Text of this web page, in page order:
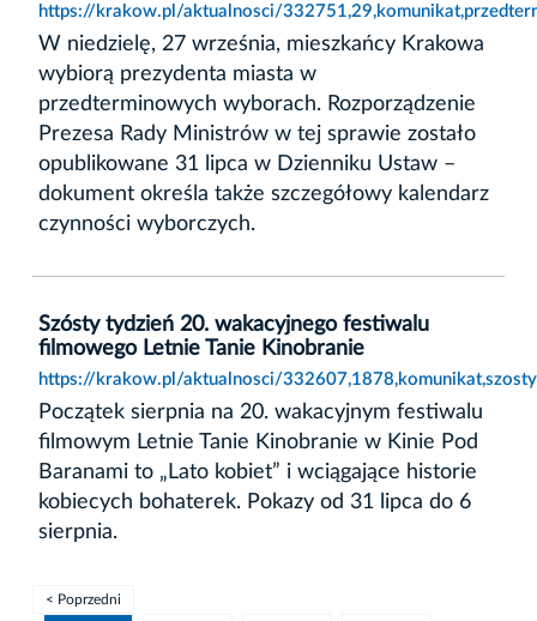
https://krakow.pl/aktualnosci/
W niedzielę, 27 września, mieszkańcy Krakowa
wybiorą prezydenta miasta w
przedterminowych wyborach. Rozporządzenie
Prezesa Rady Ministrów w tej sprawie zostało
opublikowane 31 lipca w Dzienniku Ustaw –
dokument określa także szczegółowy kalendarz
czynności wyborczych.
Szósty tydzień 20. wakacyjnego festiwalu
filmowego Letnie Tanie Kinobranie
https://krakow.pl/aktualnosci/
Początek sierpnia na 20. wakacyjnym festiwalu
filmowym Letnie Tanie Kinobranie w Kinie Pod
Baranami to „Lato kobiet” i wciągające historie
kobiecych bohaterek. Pokazy od 31 lipca do 6
sierpnia.
< Poprzedni